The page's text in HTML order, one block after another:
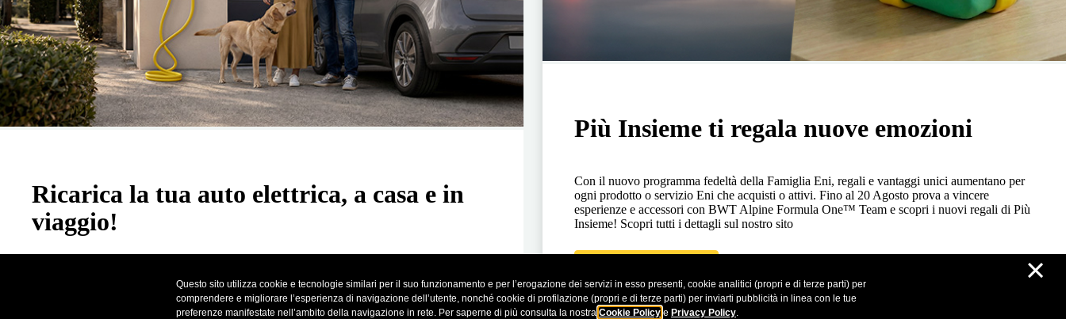
Questo sito utilizza cookie e tecnologie similari per il suo funzionamento e per l’erogazione dei servizi in esso presenti, cookie analitici (propri e di terze parti) per
comprendere e migliorare l’esperienza di navigazione dell’utente, nonché cookie di profilazione (propri e di terze parti) per inviarti pubblicità in linea con le tue
preferenze manifestate nell’ambito della navigazione in rete. Per saperne di più consulta la nostra Cookie Policy e Privacy Policy.
×
Ricarica la tua auto elettrica, a casa e in
viaggio!
sull’app Plenitude On The Road per le tue ricariche fuori casa. Passa nei nostri store e
scopri tutti i dettagli dell’offerta!
Più Insieme ti regala nuove emozioni
Con il nuovo programma fedeltà della Famiglia Eni, regali e vantaggi unici aumentano per
ogni prodotto o servizio Eni che acquisti o attivi. Fino al 20 Agosto prova a vincere
esperienze e accessori con BWT Alpine Formula One™ Team e scopri i nuovi regali di Più
Insieme! Scopri tutti i dettagli sul nostro sito